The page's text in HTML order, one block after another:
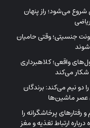
از ۵ سالگی شروع می‌شود؛ راز پنهان
جنسیتی؛ وقتی حامیان
واقعی؛ کلاهبرداری
شکار می‌کند
نیم می‌کند: برندگان
عصر ماشین‌ها
پرخاشگرانه را
ارتباط تغذیه و مغز